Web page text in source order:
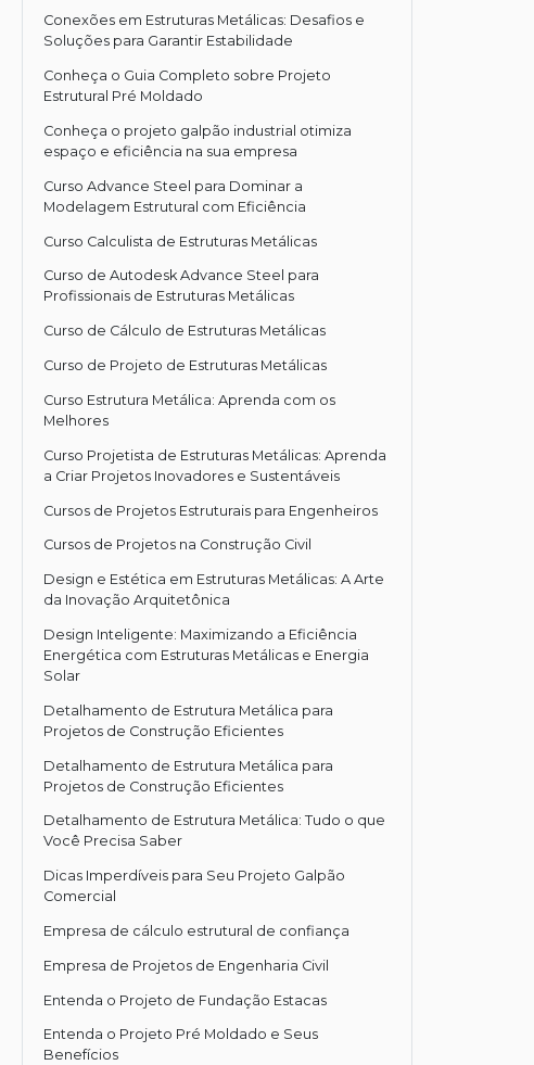
Conexões em Estruturas Metálicas: Desafios e
Soluções para Garantir Estabilidade
Conheça o Guia Completo sobre Projeto
Estrutural Pré Moldado
Conheça o projeto galpão industrial otimiza
espaço e eficiência na sua empresa
Curso Advance Steel para Dominar a
Modelagem Estrutural com Eficiência
Curso Calculista de Estruturas Metálicas
Curso de Autodesk Advance Steel para
Profissionais de Estruturas Metálicas
Curso de Cálculo de Estruturas Metálicas
Curso de Projeto de Estruturas Metálicas
Curso Estrutura Metálica: Aprenda com os
Melhores
Curso Projetista de Estruturas Metálicas: Aprenda
a Criar Projetos Inovadores e Sustentáveis
Cursos de Projetos Estruturais para Engenheiros
Cursos de Projetos na Construção Civil
Design e Estética em Estruturas Metálicas: A Arte
da Inovação Arquitetônica
Design Inteligente: Maximizando a Eficiência
Energética com Estruturas Metálicas e Energia
Solar
Detalhamento de Estrutura Metálica para
Projetos de Construção Eficientes
Detalhamento de Estrutura Metálica para
Projetos de Construção Eficientes
Detalhamento de Estrutura Metálica: Tudo o que
Você Precisa Saber
Dicas Imperdíveis para Seu Projeto Galpão
Comercial
Empresa de cálculo estrutural de confiança
Empresa de Projetos de Engenharia Civil
Entenda o Projeto de Fundação Estacas
Entenda o Projeto Pré Moldado e Seus
Benefícios